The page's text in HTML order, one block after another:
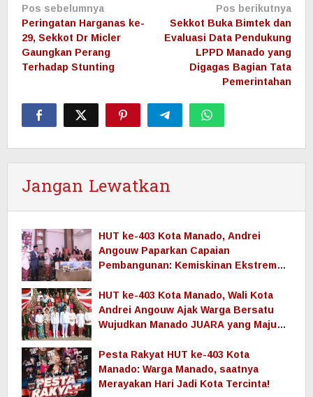
Navigasi
pos
Pos sebelumnya
Peringatan Harganas ke-
29, Sekkot Dr Micler
Gaungkan Perang
Terhadap Stunting
Pos berikutnya
Sekkot Buka Bimtek dan
Evaluasi Data Pendukung
LPPD Manado yang
Digagas Bagian Tata
Pemerintahan
Jangan Lewatkan
HUT ke-403 Kota Manado, Andrei
Angouw Paparkan Capaian
Pembangunan: Kemiskinan Ekstrem
HUT ke-403 Kota Manado, Wali Kota
Andrei Angouw Ajak Warga Bersatu
Wujudkan Manado JUARA yang Maju
Pesta Rakyat HUT ke-403 Kota
Manado: Warga Manado, saatnya
Merayakan Hari Jadi Kota Tercinta!